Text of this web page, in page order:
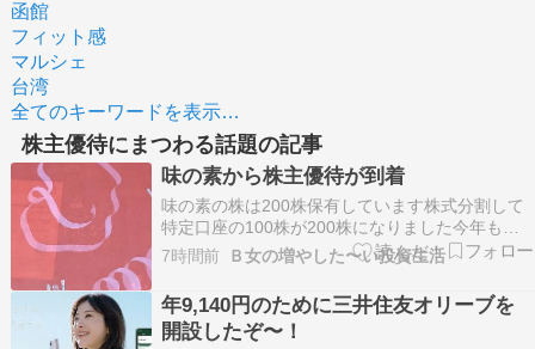
函館
フィット感
マルシェ
台湾
全てのキーワードを表示…
株主優待にまつわる話題の記事
味の素から株主優待が到着
味の素の株は200株保有しています株式分割して
特定口座の100株が200株になりました今年もネ
ットで株主優待商品を選びましたよ届いたのはこ
ちら↓ 味の素の包装材に包まれています 2,000名
様限定のため抽選でした ちゃんと当選メールをい
ただきました 品物はドリップ式の珈琲です朝食…
7時間前 Ｂ女の増やした〜い投資生活
年9,140円のために三井住友オリーブを
開設したぞ〜！